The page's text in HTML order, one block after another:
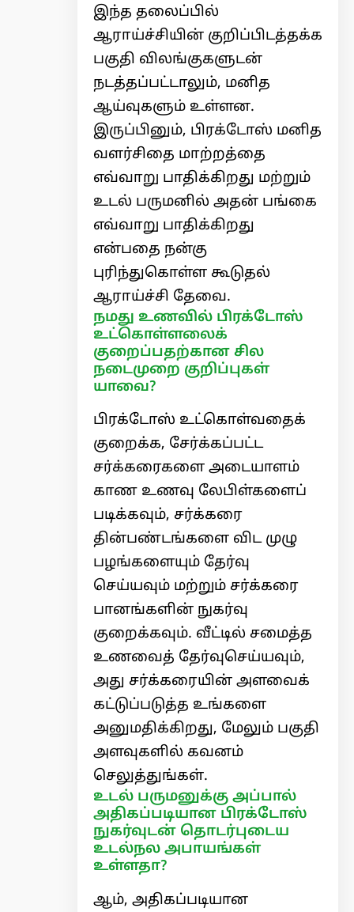
இந்த தலைப்பில்
ஆராய்ச்சியின் குறிப்பிடத்தக்க
பகுதி விலங்குகளுடன்
நடத்தப்பட்டாலும், மனித
ஆய்வுகளும் உள்ளன.
இருப்பினும், பிரக்டோஸ் மனித
வளர்சிதை மாற்றத்தை
எவ்வாறு பாதிக்கிறது மற்றும்
உடல் பருமனில் அதன் பங்கை
எவ்வாறு பாதிக்கிறது
என்பதை நன்கு
புரிந்துகொள்ள கூடுதல்
ஆராய்ச்சி தேவை.
நமது உணவில் பிரக்டோஸ்
உட்கொள்ளலைக்
குறைப்பதற்கான சில
நடைமுறை குறிப்புகள்
யாவை?
பிரக்டோஸ் உட்கொள்வதைக்
குறைக்க, சேர்க்கப்பட்ட
சர்க்கரைகளை அடையாளம்
காண உணவு லேபிள்களைப்
படிக்கவும், சர்க்கரை
தின்பண்டங்களை விட முழு
பழங்களையும் தேர்வு
செய்யவும் மற்றும் சர்க்கரை
பானங்களின் நுகர்வு
குறைக்கவும். வீட்டில் சமைத்த
உணவைத் தேர்வுசெய்யவும்,
அது சர்க்கரையின் அளவைக்
கட்டுப்படுத்த உங்களை
அனுமதிக்கிறது, மேலும் பகுதி
அளவுகளில் கவனம்
செலுத்துங்கள்.
உடல் பருமனுக்கு அப்பால்
அதிகப்படியான பிரக்டோஸ்
நுகர்வுடன் தொடர்புடைய
உடல்நல அபாயங்கள்
உள்ளதா?
ஆம், அதிகப்படியான